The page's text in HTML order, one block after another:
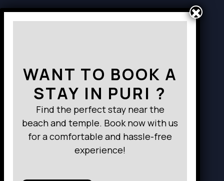
Way to Destination
WANT TO BOOK A
STAY IN PURI ?
Find the perfect stay near the
beach and temple. Book now with us
for a comfortable and hassle-free
experience!